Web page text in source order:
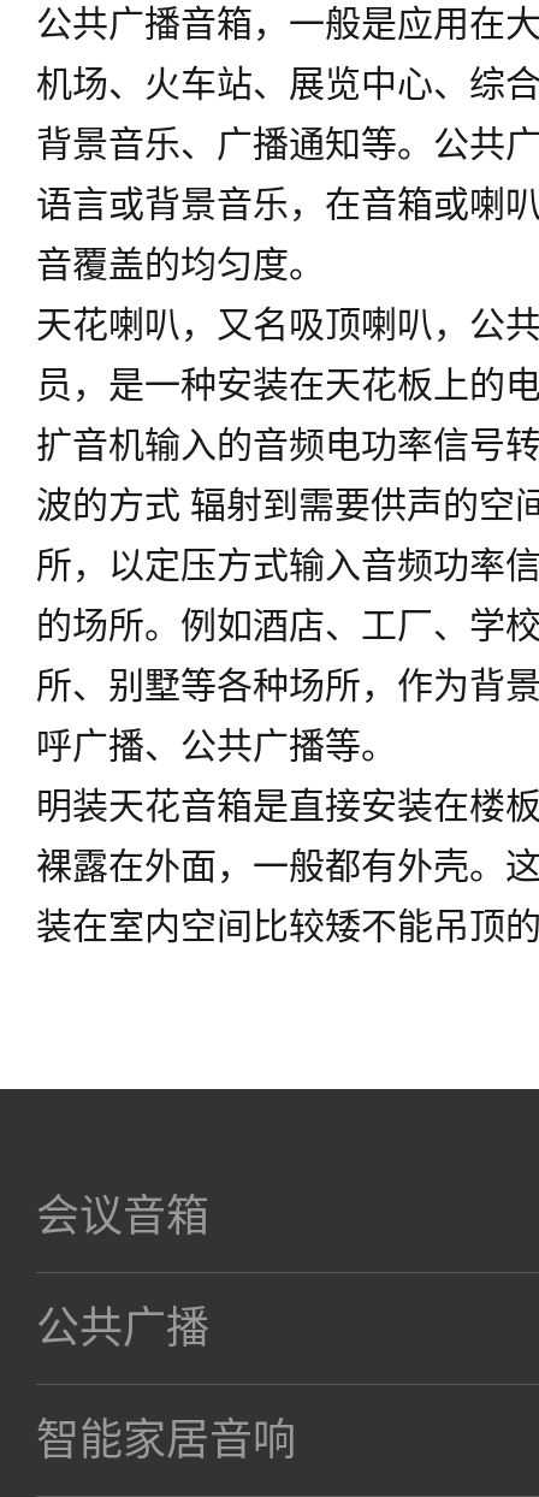
公共广播音箱，一般是应用在
机场、火车站、展览中心、综
背景音乐、广播通知等。公共
语言或背景音乐，在音箱或喇
音覆盖的均匀度。
天花喇叭，又名吸顶喇叭，公
员，是一种安装在天花板上的
扩音机输入的音频电功率信号
波的方式 辐射到需要供声的空
所，以定压方式输入音频功率
的场所。例如酒店、工厂、学
所、别墅等各种场所，作为背
呼广播、公共广播等。
明装天花音箱是直接安装在楼
裸露在外面，一般都有外壳。
装在室内空间比较矮不能吊顶
会议音箱
公共广播
智能家居音响